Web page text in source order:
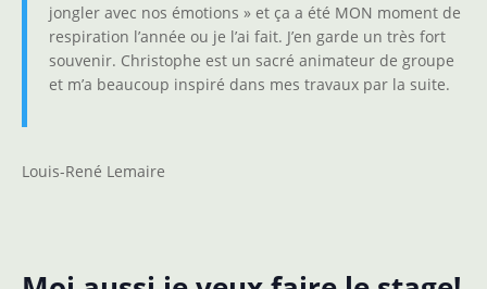
jongler avec nos émotions » et ça a été MON moment de
respiration l’année ou je l’ai fait. J’en garde un très fort
souvenir. Christophe est un sacré animateur de groupe
et m’a beaucoup inspiré dans mes travaux par la suite.
Louis-René Lemaire